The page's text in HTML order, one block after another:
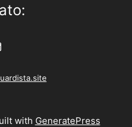
with GeneratePress